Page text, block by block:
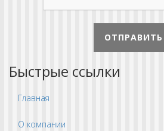
ОТПРАВИТЬ
Быстрые ссылки
Главная
О компании